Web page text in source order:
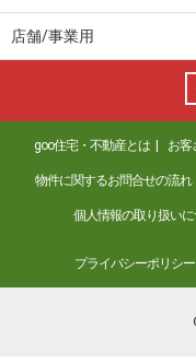
店舗/事業用
goo住宅・不動産とは お客
物件に関するお問合せの流れ
個人情報の取り扱い
プライバシーポリシー